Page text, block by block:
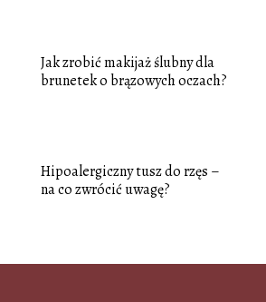
Jak zrobić makijaż ślubny dla
brunetek o brązowych oczach?
Hipoalergiczny tusz do rzęs –
na co zwrócić uwagę?